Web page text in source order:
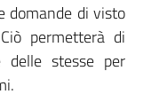
domande di visto
permetterà di
delle stesse per